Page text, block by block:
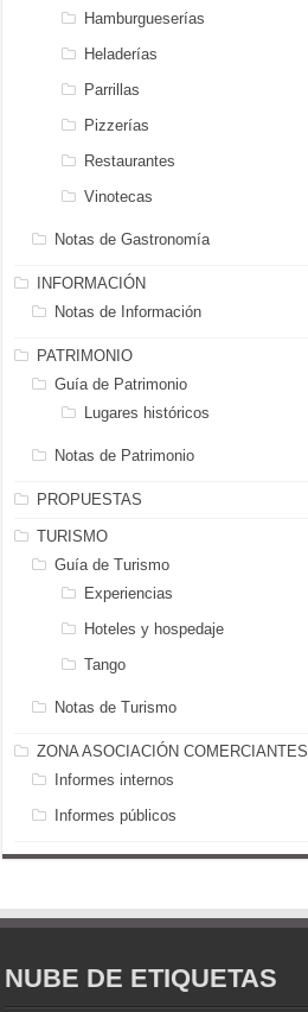
Hamburgueserías
Heladerías
Parrillas
Pizzerías
Restaurantes
Vinotecas
Notas de Gastronomía
INFORMACIÓN
Notas de Información
PATRIMONIO
Guía de Patrimonio
Lugares históricos
Notas de Patrimonio
PROPUESTAS
TURISMO
Guía de Turismo
Experiencias
Hoteles y hospedaje
Tango
Notas de Turismo
ZONA ASOCIACIÓN COMERCIANTES
Informes internos
Informes públicos
NUBE DE ETIQUETAS